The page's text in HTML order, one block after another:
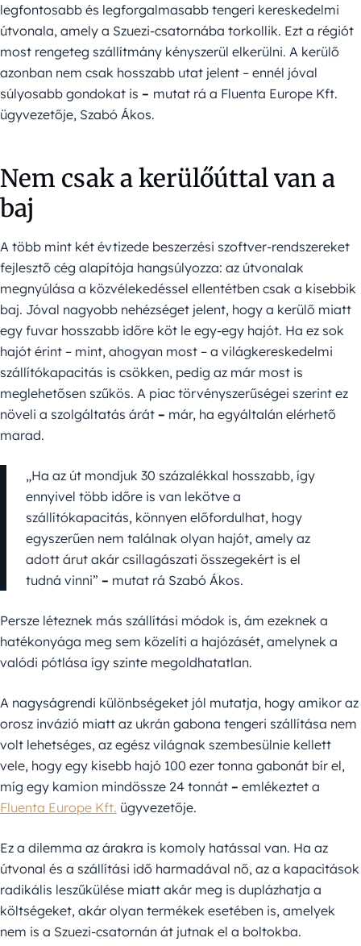
legfontosabb és legforgalmasabb tengeri kereskedelmi
útvonala, amely a Szuezi-csatornába torkollik. Ezt a régiót
most rengeteg szállítmány kényszerül elkerülni. A kerülő
azonban nem csak hosszabb utat jelent – ennél jóval
súlyosabb gondokat is – mutat rá a Fluenta Europe Kft.
ügyvezetője, Szabó Ákos.
Nem csak a kerülőúttal van a
baj
A több mint két évtizede beszerzési szoftver-rendszereket
fejlesztő cég alapítója hangsúlyozza: az útvonalak
megnyúlása a közvélekedéssel ellentétben csak a kisebbik
baj. Jóval nagyobb nehézséget jelent, hogy a kerülő miatt
egy fuvar hosszabb időre köt le egy-egy hajót. Ha ez sok
hajót érint – mint, ahogyan most – a világkereskedelmi
szállítókapacitás is csökken, pedig az már most is
meglehetősen szűkös. A piac törvényszerűségei szerint ez
növeli a szolgáltatás árát – már, ha egyáltalán elérhető
marad.
„Ha az út mondjuk 30 százalékkal hosszabb, így
ennyivel több időre is van lekötve a
szállítókapacitás, könnyen előfordulhat, hogy
egyszerűen nem találnak olyan hajót, amely az
adott árut akár csillagászati összegekért is el
tudná vinni” – mutat rá Szabó Ákos.
Persze léteznek más szállítási módok is, ám ezeknek a
hatékonyága meg sem közelíti a hajózásét, amelynek a
valódi pótlása így szinte megoldhatatlan.
A nagyságrendi különbségeket jól mutatja, hogy amikor az
orosz invázió miatt az ukrán gabona tengeri szállítása nem
volt lehetséges, az egész világnak szembesülnie kellett
vele, hogy egy kisebb hajó 100 ezer tonna gabonát bír el,
míg egy kamion mindössze 24 tonnát – emlékeztet a
Fluenta Europe Kft. ügyvezetője.
Ez a dilemma az árakra is komoly hatással van. Ha az
útvonal és a szállítási idő harmadával nő, az a kapacitások
radikális leszűkülése miatt akár meg is duplázhatja a
költségeket, akár olyan termékek esetében is, amelyek
nem is a Szuezi-csatornán át jutnak el a boltokba.